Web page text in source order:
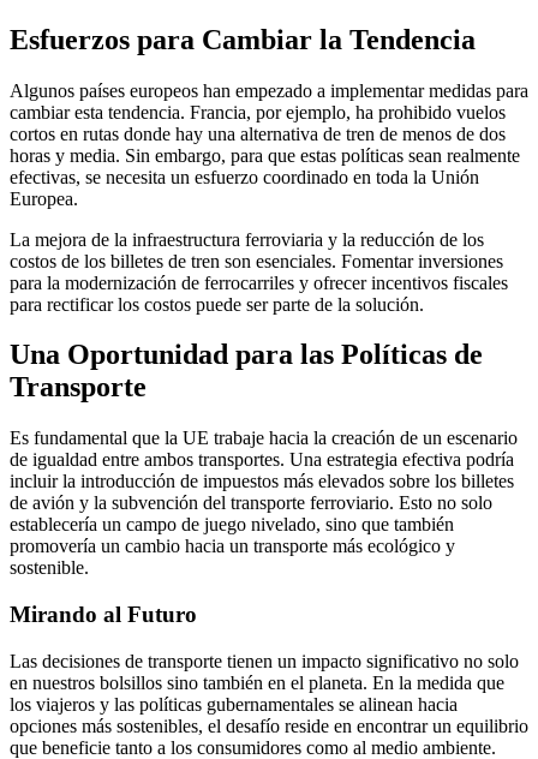
Esfuerzos para Cambiar la Tendencia
Algunos países europeos han empezado a implementar medidas para
cambiar esta tendencia. Francia, por ejemplo, ha prohibido vuelos
cortos en rutas donde hay una alternativa de tren de menos de dos
horas y media. Sin embargo, para que estas políticas sean realmente
efectivas, se necesita un esfuerzo coordinado en toda la Unión
Europea.
La mejora de la infraestructura ferroviaria y la reducción de los
costos de los billetes de tren son esenciales. Fomentar inversiones
para la modernización de ferrocarriles y ofrecer incentivos fiscales
para rectificar los costos puede ser parte de la solución.
Una Oportunidad para las Políticas de
Transporte
Es fundamental que la UE trabaje hacia la creación de un escenario
de igualdad entre ambos transportes. Una estrategia efectiva podría
incluir la introducción de impuestos más elevados sobre los billetes
de avión y la subvención del transporte ferroviario. Esto no solo
establecería un campo de juego nivelado, sino que también
promovería un cambio hacia un transporte más ecológico y
sostenible.
Mirando al Futuro
Las decisiones de transporte tienen un impacto significativo no solo
en nuestros bolsillos sino también en el planeta. En la medida que
los viajeros y las políticas gubernamentales se alinean hacia
opciones más sostenibles, el desafío reside en encontrar un equilibrio
que beneficie tanto a los consumidores como al medio ambiente.